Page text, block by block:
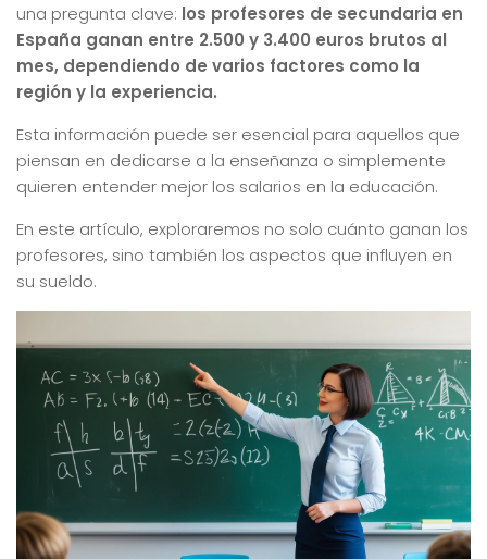
una pregunta clave: los profesores de secundaria en
España ganan entre 2.500 y 3.400 euros brutos al
mes, dependiendo de varios factores como la
región y la experiencia.
Esta información puede ser esencial para aquellos que
piensan en dedicarse a la enseñanza o simplemente
quieren entender mejor los salarios en la educación.
En este artículo, exploraremos no solo cuánto ganan los
profesores, sino también los aspectos que influyen en
su sueldo.